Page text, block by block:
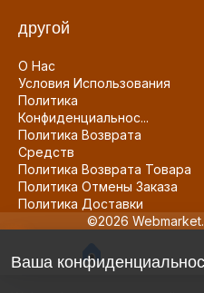
другой
О Нас
Условия Использования
Политика
Конфиденциальнос...
Политика Возврата
Средств
Политика Возврата Товара
Политика Отмены Заказа
Политика Доставки
©2026
Ваша